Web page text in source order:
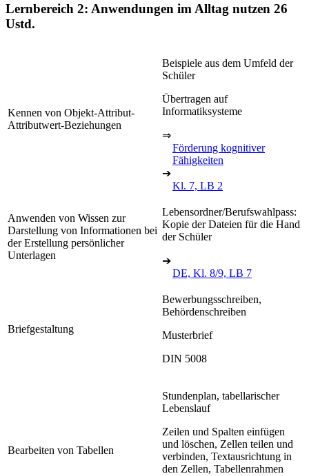
Lernbereich 2: Anwendungen im Alltag nutzen 26
Ustd.
Kennen von Objekt-Attribut-
Attributwert-Beziehungen
Beispiele aus dem Umfeld der
Schüler
Übertragen auf
Informatiksysteme
⇒
Förderung kognitiver
Fähigkeiten
➔
Kl. 7, LB 2
Anwenden von Wissen zur
Darstellung von Informationen bei
der Erstellung persönlicher
Unterlagen
Lebensordner/Berufswahlpass:
Kopie der Dateien für die Hand
der Schüler
➔
DE, Kl. 8/9, LB 7
Briefgestaltung
Bewerbungsschreiben,
Behördenschreiben
Musterbrief
DIN 5008
Bearbeiten von Tabellen
Stundenplan, tabellarischer
Lebenslauf
Zeilen und Spalten einfügen
und löschen, Zellen teilen und
verbinden, Textausrichtung in
den Zellen, Tabellenrahmen